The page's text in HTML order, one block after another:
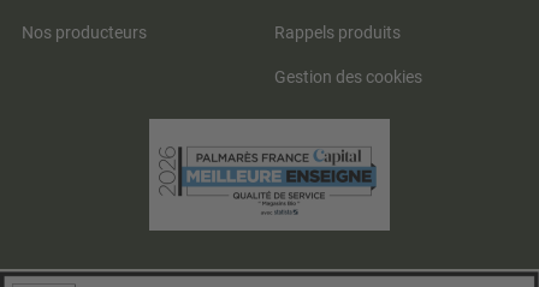
Nos producteurs Rappels produits
Gestion des cookies